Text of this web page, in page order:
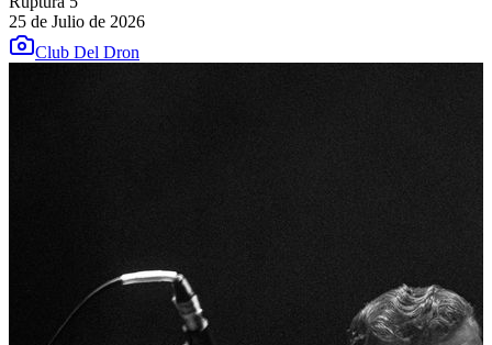
25 de Julio de 2026
Club Del Dron